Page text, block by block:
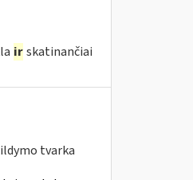
ir skatinančiai
tvarka